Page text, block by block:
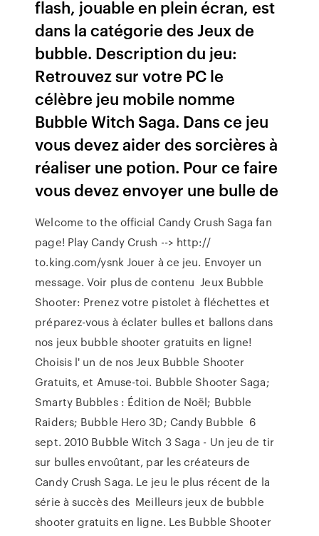
flash, jouable en plein écran, est
dans la catégorie des Jeux de
bubble. Description du jeu:
Retrouvez sur votre PC le
célèbre jeu mobile nomme
Bubble Witch Saga. Dans ce jeu
vous devez aider des sorcières à
réaliser une potion. Pour ce faire
vous devez envoyer une bulle de
Welcome to the official Candy Crush Saga fan
page! Play Candy Crush --> http://
to.king.com/ysnk Jouer à ce jeu. Envoyer un
message. Voir plus de contenu Jeux Bubble
Shooter: Prenez votre pistolet à fléchettes et
préparez-vous à éclater bulles et ballons dans
nos jeux bubble shooter gratuits en ligne!
Choisis l' un de nos Jeux Bubble Shooter
Gratuits, et Amuse-toi. Bubble Shooter Saga;
Smarty Bubbles : Édition de Noël; Bubble
Raiders; Bubble Hero 3D; Candy Bubble 6
sept. 2010 Bubble Witch 3 Saga - Un jeu de tir
sur bulles envoûtant, par les créateurs de
Candy Crush Saga. Le jeu le plus récent de la
série à succès des Meilleurs jeux de bubble
shooter gratuits en ligne. Les Bubble Shooter